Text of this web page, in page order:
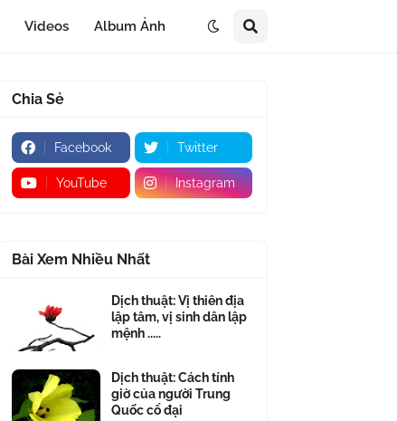
Videos Album Ảnh
Chia Sẻ
Facebook Twitter
YouTube Instagram
Bài Xem Nhiều Nhất
Dịch thuật: Vị thiên địa
lập tâm, vị sinh dân lập
mệnh .....
Dịch thuật: Cách tính
giờ của người Trung
Quốc cổ đại